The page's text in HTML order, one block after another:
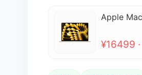
Apple
¥16499